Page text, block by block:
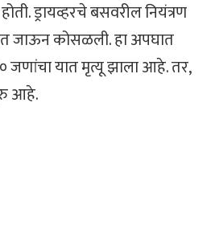
ड्रायव्हरचे बसवरील नियंत्रण
जाऊन कोसळली. हा अपघात
जणांचा यात मृत्यू झाला आहे. तर,
आहे.